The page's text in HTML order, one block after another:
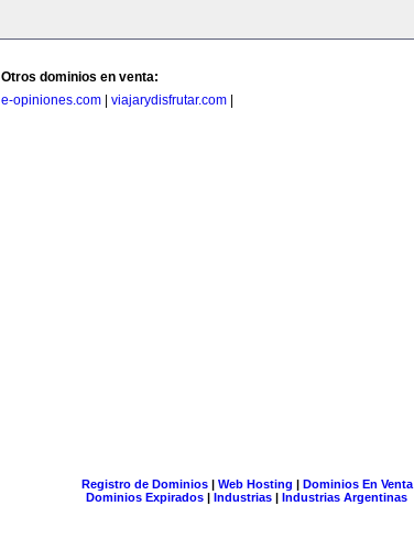
Otros dominios en venta:
e-opiniones.com
viajarydisfrutar.com
Registro de Dominios| Web Hosting | Dominios En Venta
Dominios Expirados | Industrias | Industrias Argentinas